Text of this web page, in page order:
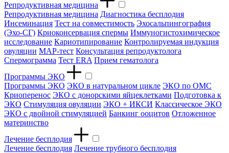
Репродуктивная медицина
Репродуктивная медицина Диагностика бесплодия
Инсеминация Тест на совместимость Эхосальпингография
(Эхо-СГ) Криоконсервация спермы Иммуногистохимическое
исследование Кариотипирование Контролируемая индукция
овуляции МАР-тест Консультация репродуктолога
Спермограмма Тест ERA Прием гематолога
Программы ЭКО
Программы ЭКО ЭКО в натуральном цикле ЭКО по ОМС
Криоперенос ЭКО с донорскими яйцеклетками Подготовка к
ЭКО Стимуляция овуляции ЭКО + ИКСИ Классическое ЭКО
ЭКО с двойной стимуляцией Банкинг ооцитов Отложенное
материнство
Лечение бесплодия
Лечение бесплодия Лечение трубного бесплодия